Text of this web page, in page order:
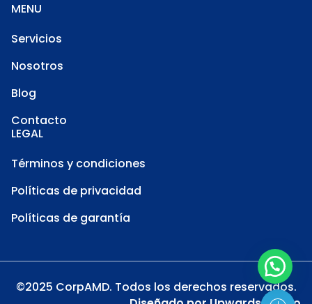
MENU
Servicios
Nosotros
Blog
Contacto
LEGAL
Términos y condiciones
Políticas de privacidad
Políticas de garantía
©2025 CorpAMD. Todos los derechos reservados.